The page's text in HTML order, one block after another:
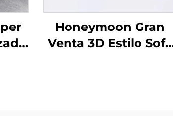
Honeymoon Gran
Venta 3D Estilo Sofá